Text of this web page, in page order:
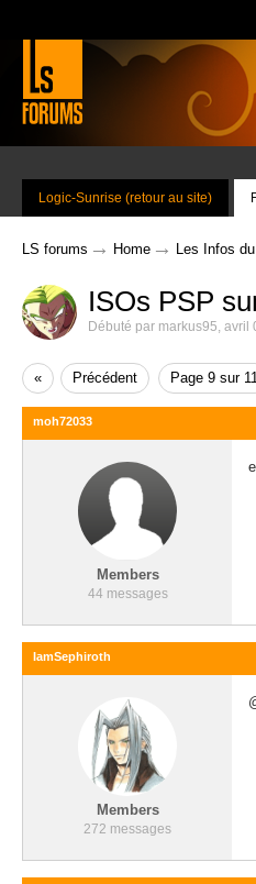
Logic-Sunrise (retour au site)
LS forums → Home → Les Infos
ISOs PSP
Débuté par markus95, avril
« Précédent Page 9 sur
moh72033
Members
44 messages
IamSephiroth
Members
272 messages